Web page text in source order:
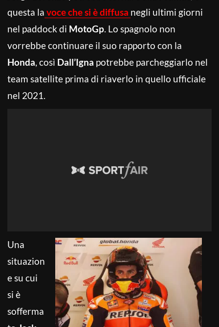
questa la voce che si è diffusa negli ultimi giorni
nel paddock di MotoGp. Lo spagnolo non
vorrebbe continuare il suo rapporto con la
Honda, così Dall’Igna potrebbe parcheggiarlo nel
team satellite prima di riaverlo in quello ufficiale
nel 2021.
Una
situazion
e su cui
si è
sofferma